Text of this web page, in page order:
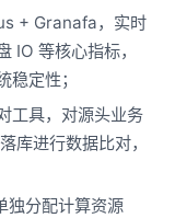
+ Granafa，实时
IO 等核心指标，
定性；
工具，对源头业务
库进行数据比对，
独分配计算资源